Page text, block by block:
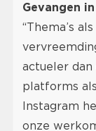
Gevangen
“Thema’s
actueler dan
platforms
Instagram
onze